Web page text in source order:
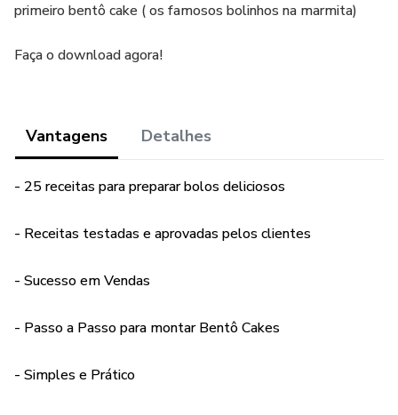
primeiro bentô cake ( os famosos bolinhos na marmita)
Faça o download agora!
Vantagens Detalhes
- 25 receitas para preparar bolos deliciosos
- Receitas testadas e aprovadas pelos clientes
- Sucesso em Vendas
- Passo a Passo para montar Bentô Cakes
- Simples e Prático